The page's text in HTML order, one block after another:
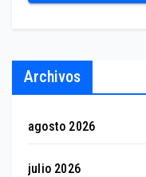
Archivos
agosto 2026
julio 2026